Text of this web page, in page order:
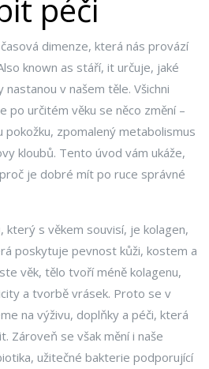
péči
časová dimenze, která nás provází
known as stáří, it určuje, jaké
nastanou v našem těle. Všichni
po určitém věku se něco změní –
pokožku, zpomalený metabolismus
kloubů. Tento úvod vám ukáže,
je dobré mít po ruce správné
který s věkem souvisí, je kolagen,
poskytuje pevnost kůži, kostem a
věk, tělo tvoří méně kolagenu,
a tvorbě vrásek. Proto se v
na výživu, doplňky a péči, která
Zároveň se však mění i naše
, užitečné bakterie podporující